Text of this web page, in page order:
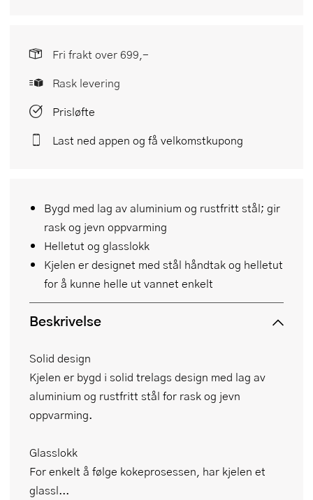
Bygd med lag av aluminium og rustfritt stål; gir
rask og jevn oppvarming
Helletut og glasslokk
Kjelen er designet med stål håndtak og helletut
for å kunne helle ut vannet enkelt
Beskrivelse
Solid design
Kjelen er bygd i solid trelags design med lag av
aluminium og rustfritt stål for rask og jevn
oppvarming.
Glasslokk
For enkelt å følge kokeprosessen, har kjelen et
glassl...
Fri frakt over 699,-
Rask levering
Prisløfte
Last ned appen og få velkomstkupong